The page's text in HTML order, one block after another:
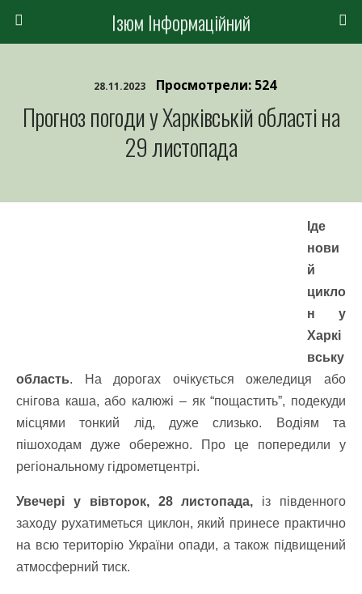
Ізюм Інформаційний
28.11.2023 Просмотрели: 524
Прогноз погоди у Харківській області на
29 листопада
Іде
нови
й
цикло
н у
Харкі
вську
область. На дорогах очікується ожеледиця або
снігова каша, або калюжі – як “пощастить”, подекуди
місцями тонкий лід, дуже слизько. Водіям та
пішоходам дуже обережно. Про це попередили у
регіональному гідрометцентрі.
Увечері у вівторок, 28 листопада, із південного
заходу рухатиметься циклон, який принесе практично
на всю територію України опади, а також підвищений
атмосферний тиск.